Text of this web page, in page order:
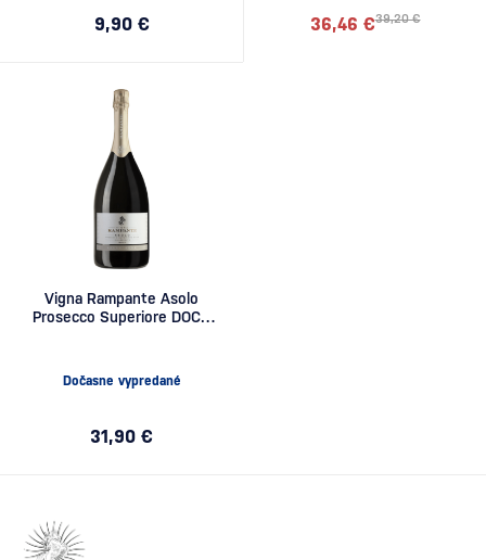
9,90 € 39,20 €
36,46 €
Vigna Rampante Asolo
Prosecco Superiore DOCG
Dočasne vypredané
31,90 €